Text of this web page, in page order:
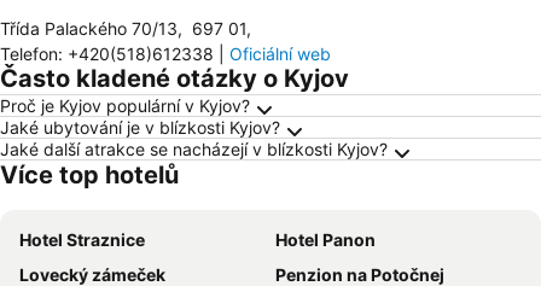
Třída Palackého 70/13, 697 01,
Telefon: +420(518)612338 Oficiální web
Často kladené otázky o Kyjov
Proč je Kyjov populární v Kyjov?
Jaké ubytování je v blízkosti Kyjov?
Jaké další atrakce se nacházejí v blízkosti Kyjov?
Více top hotelů
Hotel Straznice
Hotel Panon
Lovecký zámeček
Penzion na Potočnej